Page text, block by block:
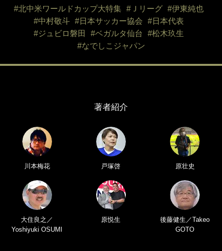
#北中米ワールドカップ大特集 #Ｊリーグ
#伊東純也
#中村敬斗
#日本サッカー協会
#日本代表
#ジュビロ磐田
#ベガルタ仙台
#松木玖生
#なでしこジャパン
著者紹介
川本梅花 戸塚啓 原壮史
大住良之／
Yoshiyuki OSUMI
原悦生
後藤健生／Takeo
GOTO